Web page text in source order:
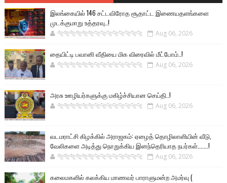
இலங்கையில் 146 சட்டவிரோத சூதாட்ட இணையதளங்களை
முடக்குமாறு உத்தரவு..!
🐅🐅🐅🐅🐅🐅🐆🐆🐆🐆🐆🐆🐆🐆 Aug 06, 2026
தையிட்டி பவானி வீதியை மிக விரைவில் மீட்போம்..!
🐅🐅🐅🐅🐅🐅🐆🐆🐆🐆🐆🐆🐆🐆 Aug 06, 2026
அரசு ஊழியர்களுக்கு மகிழ்ச்சியான செய்தி..!
🐅🐅🐅🐅🐅🐅🐆🐆🐆🐆🐆🐆🐆🐆 Aug 06, 2026
வடமராட்சி கிழக்கில் அராஜகம்: ஏழைத் தொழிலாளியின் வீடு,
வேலிகளை அடித்து நொறுக்கிய இனந்தெரியாத நபர்கள்.......!
🐅🐅🐅🐅🐅🐅🐆🐆🐆🐆🐆🐆🐆🐆 Aug 06, 2026
கலைமகளில் கலக்கிய மாணவர் பாராளுமன்ற அமர்வு (